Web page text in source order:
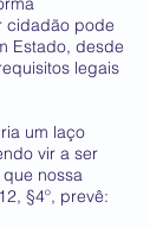
cidadão pode
Estado, desde
legais
um laço
vir a ser
nossa
§4º, prevê: